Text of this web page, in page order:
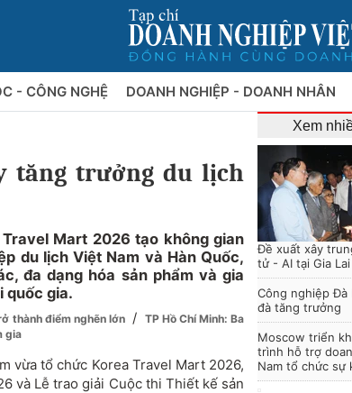
- CÔNG NGHỆ DOANH NGHIỆP - DOANH NHÂN
tăng trưởng du lịch
Mart 2026 tạo không gian
du lịch Việt Nam và Hàn Quốc,
đa dạng hóa sản phẩm và gia
quốc gia.
thành điểm nghẽn lớn /
TP Hồ Chí Minh: Ba
gia
vừa tổ chức Korea Travel Mart 2026,
và Lễ trao giải Cuộc thi Thiết kế sản
Xem
Đề xuất xây
tử - AI tại Gia Lai
Công nghiệp Đà
đà tăng trưởng
Moscow triển
trình hỗ trợ
Nam tổ chức sự